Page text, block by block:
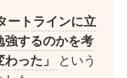
ートラインに立
強するのかを考
った」
という